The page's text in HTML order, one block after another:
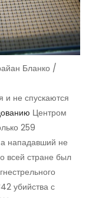
Бланко /
и не спускаются
Центром
259
а нападавший не
всей стране был
убийства с